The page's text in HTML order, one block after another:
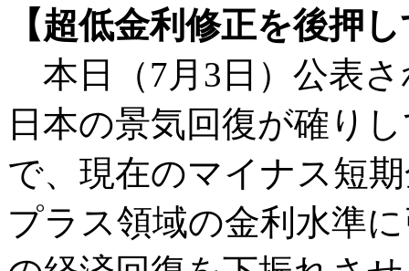
【超低金利修正を後押
本日（7月3日）公表
日本の景気回復が確り
で、現在のマイナス短
プラス領域の金利水準